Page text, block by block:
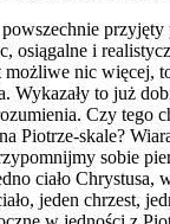
przyjęty
osiągalne i
nic więcej,
Wykazały to już
Czy tego
Piotrze-skale?
sobie
ciało Chrystusa,
jeden chrzest,